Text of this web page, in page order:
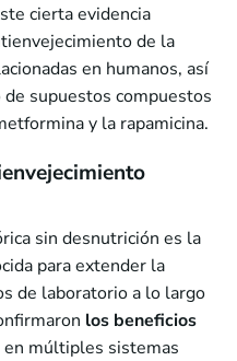
cierta evidencia
de la
en humanos, así
supuestos compuestos
y la rapamicina.
sin desnutrición es la
para extender la
de laboratorio a lo largo
los beneficios
en múltiples sistemas